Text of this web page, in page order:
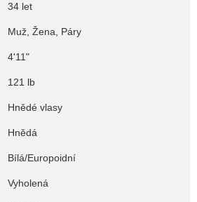
34 let
Muž, Žena, Páry
4'11"
121 lb
Hnědé vlasy
Hnědá
Bílá/Europoidní
Vyholená